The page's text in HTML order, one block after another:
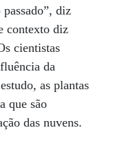
diz
contexto diz
cientistas
da
as plantas
que são
das nuvens.